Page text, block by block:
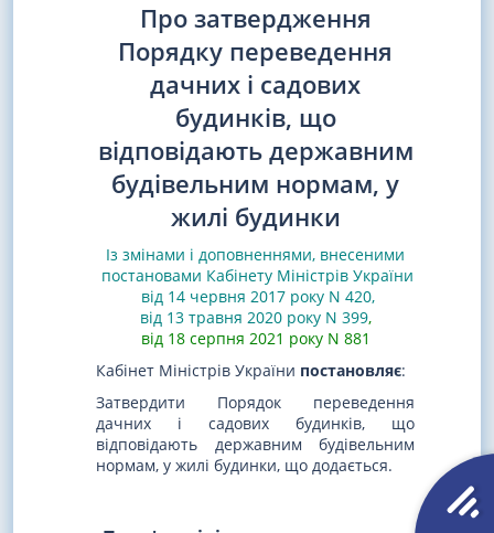
Про затвердження
Порядку переведення
дачних і садових
будинків, що
відповідають державним
будівельним нормам, у
жилі будинки
Із змінами і доповненнями, внесеними
постановами Кабінету Міністрів України
від 14 червня 2017 року N 420,
від 13 травня 2020 року N 399,
від 18 серпня 2021 року N 881
Кабінет Міністрів України постановляє:
Затвердити Порядок переведення
дачних і садових будинків, що
відповідають державним будівельним
нормам, у жилі будинки, що додається.